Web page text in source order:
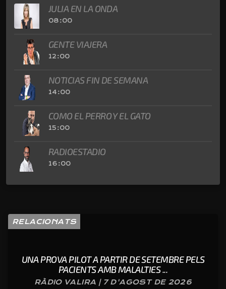
JULIA EN LA ONDA
08:00
GENTE VIAJERA
12:00
NOTICIAS FIN DE SEMANA
14:00
COMO EL PERRO Y EL GATO
15:00
RADIOESTADIO
16:00
RELACIONATS
UNA PROVA PILOT A PARTIR DE SETEMBRE PELS
PACIENTS AMB MALALTIES ...
RÀDIO VALIRA | 7 D'AGOST DE 2026